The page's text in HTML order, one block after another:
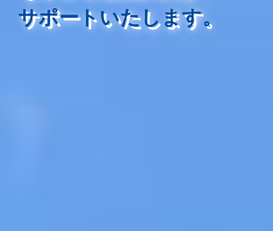
サポートいたします。